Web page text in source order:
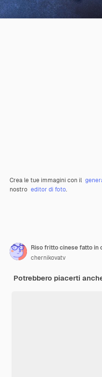
Crea le tue immagini con il
nostro editor di foto.
Riso fritto cinese fatto in
chernikovatv
Potrebbero piacerti